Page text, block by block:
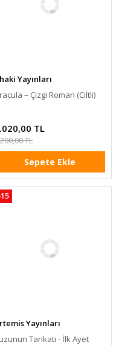
Yayınları
– Çizgi Roman (Ciltli)
TL
TL
Sepete Ekle
Yayınları
Tarikatı - İlk Ayet